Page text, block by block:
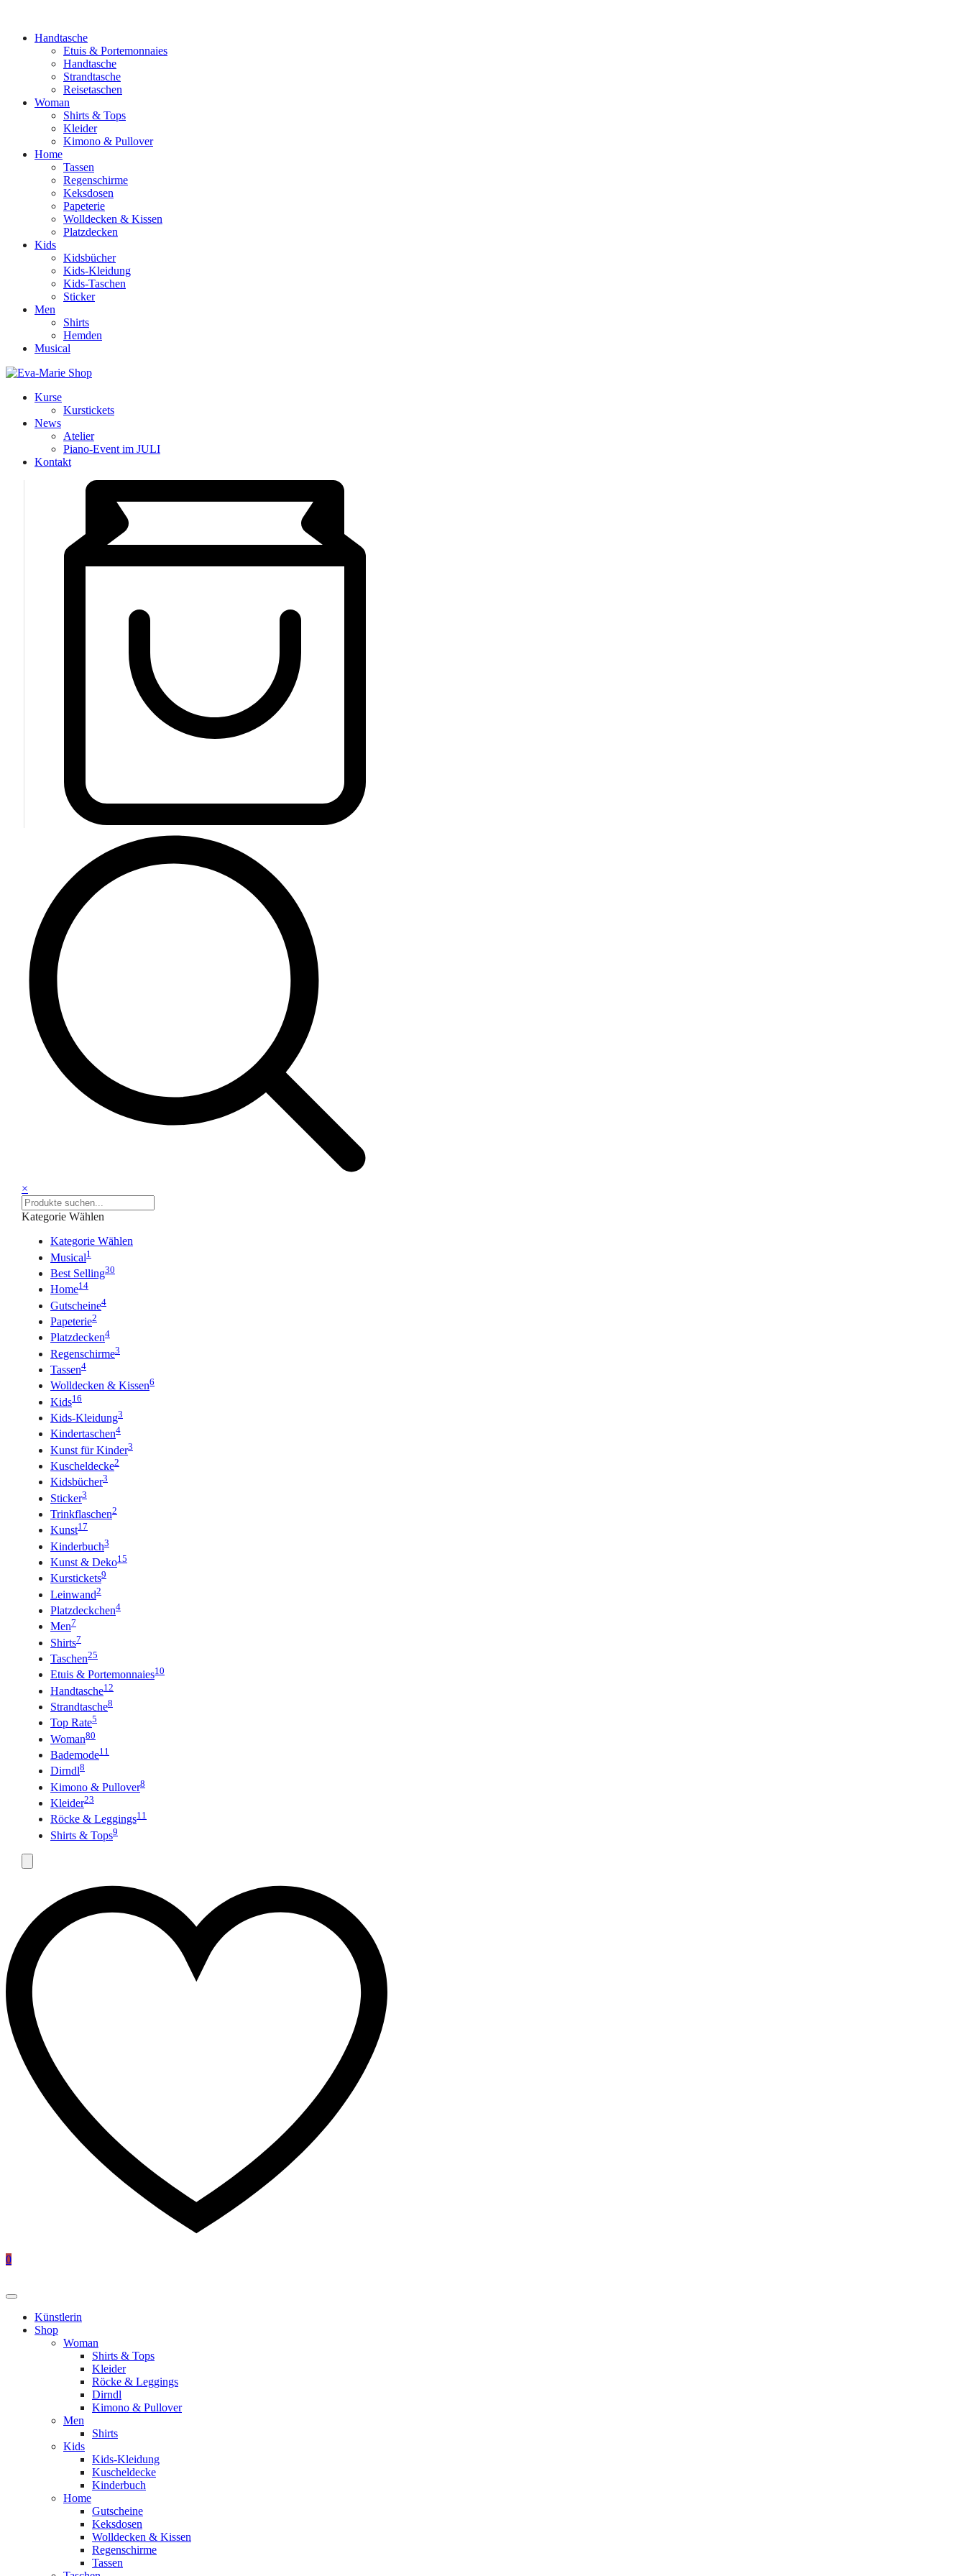
Handtasche
Etuis & Portemonnaies
Handtasche
Strandtasche
Reisetaschen
Woman
Shirts & Tops
Kleider
Kimono & Pullover
Home
Tassen
Regenschirme
Keksdosen
Papeterie
Wolldecken & Kissen
Platzdecken
Kids
Kidsbücher
Kids-Kleidung
Kids-Taschen
Sticker
Men
Shirts
Hemden
Musical
Kurse
Kurstickets
News
Atelier
Piano-Event im JULI
Kontakt
×
Kategorie Wählen
Kategorie Wählen
Musical1
Best Selling30
Home14
Gutscheine4
Papeterie2
Platzdecken4
Regenschirme3
Tassen4
Wolldecken & Kissen6
Kids16
Kids-Kleidung3
Kindertaschen4
Kunst für Kinder3
Kuscheldecke2
Kidsbücher3
Sticker3
Trinkflaschen2
Kunst17
Kinderbuch3
Kunst & Deko15
Kurstickets9
Leinwand2
Platzdeckchen4
Men7
Shirts7
Taschen25
Etuis & Portemonnaies10
Handtasche12
Strandtasche8
Top Rate5
Woman80
Bademode11
Dirndl8
Kimono & Pullover8
Kleider23
Röcke & Leggings11
Shirts & Tops9
0
Künstlerin
Shop
Woman
Shirts & Tops
Kleider
Röcke & Leggings
Dirndl
Kimono & Pullover
Men
Shirts
Kids
Kids-Kleidung
Kuscheldecke
Kinderbuch
Home
Gutscheine
Keksdosen
Wolldecken & Kissen
Regenschirme
Tassen